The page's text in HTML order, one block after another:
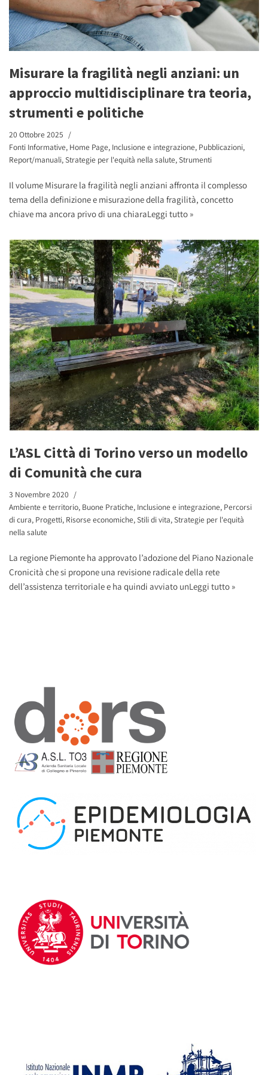
Misurare la fragilità negli anziani: un
approccio multidisciplinare tra teoria,
strumenti e politiche
20 Ottobre 2025
Fonti Informative, Home Page, Inclusione e integrazione, Pubblicazioni,
Report/manuali,Strategie per l'equità nella salute,Strumenti
Il volume Misurare la fragilità negli anziani affronta il complesso
tema della definizione e misurazione della fragilità, concetto
chiave ma ancora privo di una chiaraLeggi tutto »
L’ASL Città di Torino verso un modello
di Comunità che cura
3 Novembre 2020
Ambiente e territorio, Buone Pratiche, Inclusione e integrazione, Percorsi
di cura, Progetti, Risorse economiche,Stili di vita,Strategie per l'equità
nella salute
La regione Piemonte ha approvato l’adozione del Piano Nazionale
Cronicità che si propone una revisione radicale della rete
dell’assistenza territoriale e ha quindi avviato unLeggi tutto »